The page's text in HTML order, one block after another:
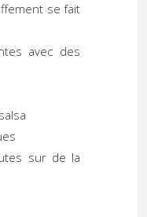
se fait
avec des
sur de la